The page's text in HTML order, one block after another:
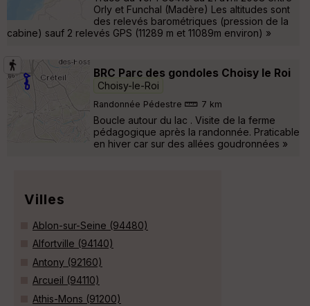
Orly et Funchal (Madère) Les altitudes sont
des relevés barométriques (pression de la
cabine) sauf 2 relevés GPS (11289 m et 11089m environ) »
BRC Parc des gondoles Choisy le Roi
Choisy-le-Roi
Randonnée Pédestre 7 km
Boucle autour du lac . Visite de la ferme
pédagogique après la randonnée. Praticable
en hiver car sur des allées goudronnées »
Villes
Ablon-sur-Seine (94480)
Alfortville (94140)
Antony (92160)
Arcueil (94110)
Athis-Mons (91200)